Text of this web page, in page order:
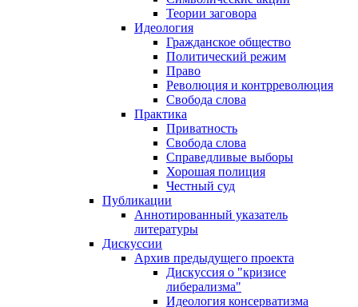
Теории заговора
Идеология
Гражданское общество
Политический режим
Право
Революция и контрреволюция
Свобода слова
Практика
Приватность
Свобода слова
Справедливые выборы
Хорошая полиция
Честный суд
Публикации
Аннотированный указатель
литературы
Дискуссии
Архив предыдущего проекта
Дискуссия о "кризисе
либерализма"
Идеология консерватизма